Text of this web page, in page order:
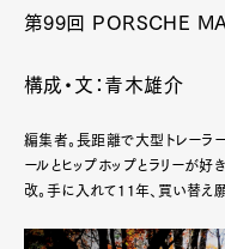
第99回 PORSCHE
構成・文：青木雄介
編集者。長距離で大型トレーラー
ールとヒップホップとラリーが
改。手に入れて11年、買い替え